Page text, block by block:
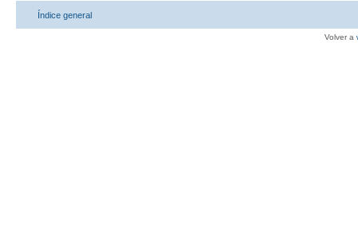
Índice general
Volver a